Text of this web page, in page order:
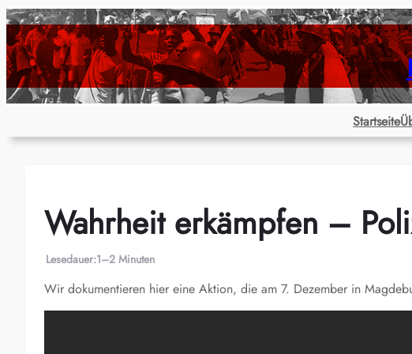
Zum
Inhalt
springen
Startseite
Wahrheit erkämpfen –
Lesedauer:1–2 Minuten
Wir dokumentieren hier eine Aktion, die am 7. Dezember in